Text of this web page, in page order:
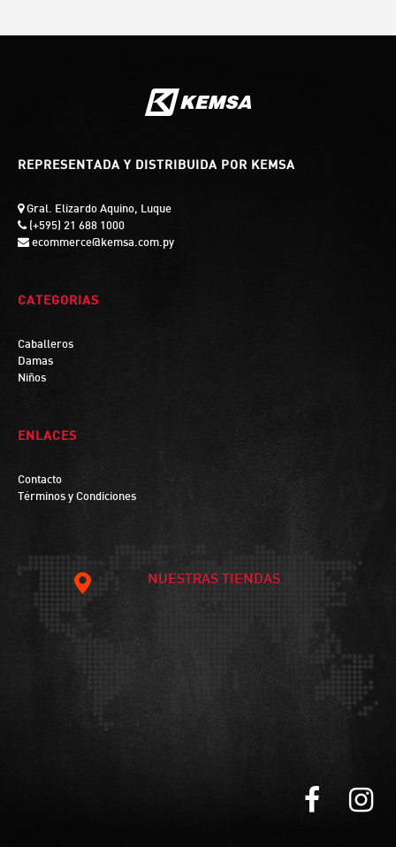
REPRESENTADA Y DISTRIBUIDA POR KEMSA
Gral. Elizardo Aquino, Luque
(+595) 21 688 1000
ecommerce@kemsa.com.py
CATEGORIAS
Caballeros
Damas
Niños
ENLACES
Contacto
Términos y Condiciones
NUESTRAS TIENDAS